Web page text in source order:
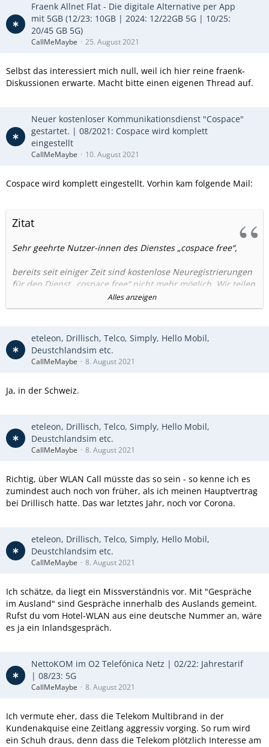
Fraenk Allnet Flat - Die digitale Alternative per App
mit 5GB (12/23: 10GB | 2024: 12/22GB 5G | 10/25:
20/45 GB 5G)
CallMeMaybe 25. August 2021
Selbst das interessiert mich null, weil ich hier reine fraenk-
Diskussionen erwarte. Macht bitte einen eigenen Thread auf.
Neuer kostenloser Kommunikationsdienst "Cospace"
gestartet. | 08/2021: Cospace wird komplett
eingestellt
CallMeMaybe 10. August 2021
Cospace wird komplett eingestellt. Vorhin kam folgende Mail:
Zitat
Sehr geehrte Nutzer-innen des Dienstes „cospace free“,
bereits seit einiger Zeit sind kostenlose Neuregistrierungen
für den Dienst „cospace free“ nicht mehr möglich. Wir teilen
Ihnen daher mit, dass dieser Dienst zum 30.09.2021
eingestellt wird. Bitte übertragen Sie zeitnah gesendete
Nachrichten, da diese nach dem obengenannten Termin
nicht mehr zu Verfügung stehen, da der Account dann
komplett gelöscht wird.
herunterladen:
- Drücken Sie den Button „PDF downloaden“ in der linken
unteren Ecke (2)
- Speichern Sie die Datei auf ihrem Rechner
nicht möglich (Siehe Bild im Anhang)
Sollten Sie bereits jetzt die Löschung Ihres Accounts
Weitere Antworten auf möglichen Fragen finden Sie unter
dem folgenden Linkhttps://cospace.de/faq
Providers bei der Plusnet und nach Prüfung gegebenenfalls
erfolgen.
Mit freundlichen Grüßen
Alles anzeigen
eteleon, Drillisch, Telco, Simply, Hello Mobil,
Deustchlandsim etc.
CallMeMaybe 8. August 2021
Ja, in der Schweiz.
eteleon, Drillisch, Telco, Simply, Hello Mobil,
Deustchlandsim etc.
CallMeMaybe 8. August 2021
Richtig, über WLAN Call müsste das so sein - so kenne ich es
zumindest auch noch von früher, als ich meinen Hauptvertrag
bei Drillisch hatte. Das war letztes Jahr, noch vor Corona.
eteleon, Drillisch, Telco, Simply, Hello Mobil,
Deustchlandsim etc.
CallMeMaybe 8. August 2021
Ich schätze, da liegt ein Missverständnis vor. Mit "Gespräche
im Ausland" sind Gespräche innerhalb des Auslands gemeint.
Rufst du vom Hotel-WLAN aus eine deutsche Nummer an, wäre
es ja ein Inlandsgespräch.
NettoKOM im O2 Telefónica Netz | 02/22: Jahrestarif
| 08/23: 5G
CallMeMaybe 8. August 2021
Ich vermute eher, dass die Telekom Multibrand in der
Kundenakquise eine Zeitlang aggressiv vorging. So rum wird
ein Schuh draus, denn dass die Telekom plötzlich Interesse am